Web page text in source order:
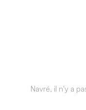
Navré, il n'y a